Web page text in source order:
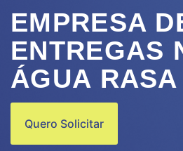
EMPRESA
ENTREGAS
ÁGUA RASA
Quero Solicitar